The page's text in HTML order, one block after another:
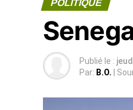
POLITIQUE
Publié le :
Par: B.O. |